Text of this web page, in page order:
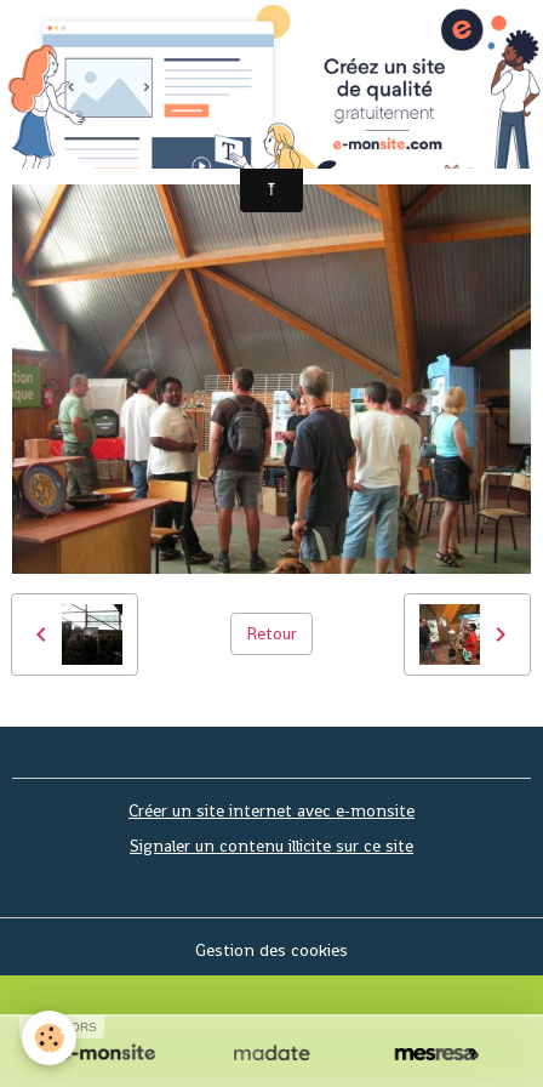
FESTI AIGOUAL 2009
Retour
Créer un site internet avec e-monsite
Signaler un contenu illicite sur ce site
Gestion des cookies
SPONSORS